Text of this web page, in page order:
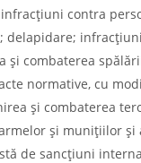
contra
şi combaterea
normative, cu
şi combaterea
şi muniţiilor
de sancţiuni